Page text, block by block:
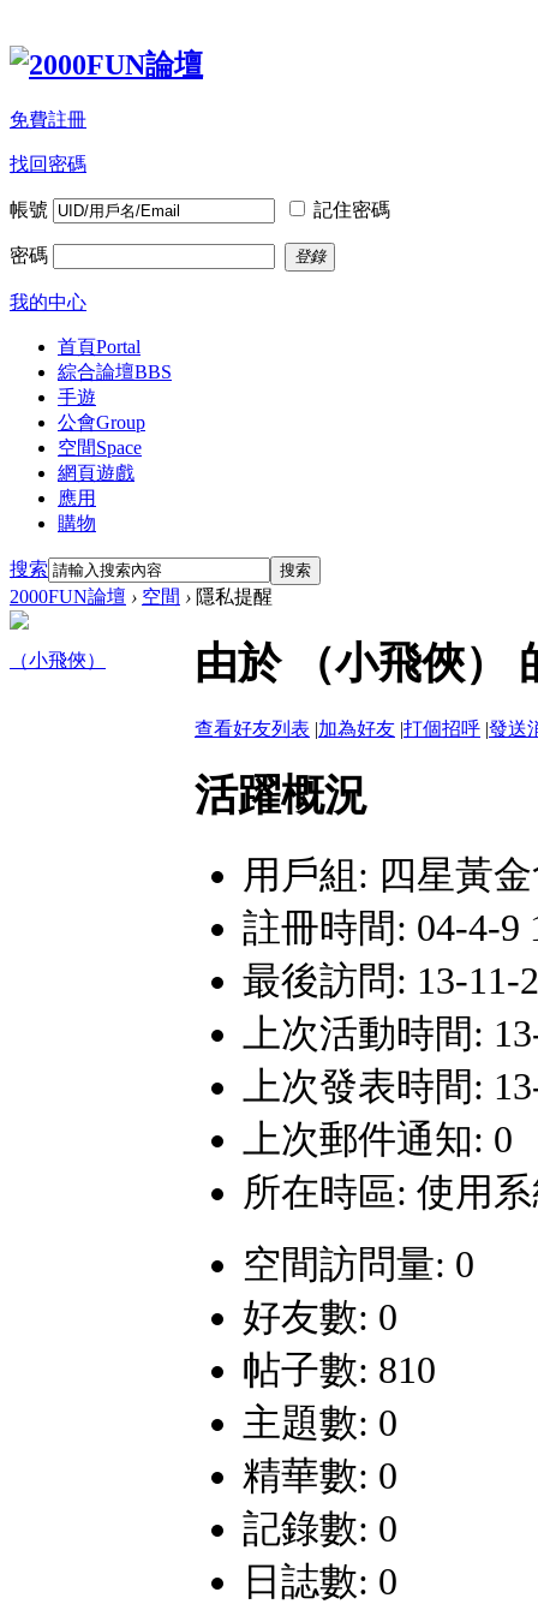
免費註冊
找回密碼
帳號 記住密碼
密碼 登錄
我的中心
首頁Portal
綜合論壇BBS
手遊
公會Group
空間Space
網頁遊戲
應用
購物
搜索 搜索
2000FUN論壇 › 空間 › 隱私提醒
（小飛俠） 由於 （小飛俠）
查看好友列表 |加為好友 |打個招呼 |發送
活躍概況
用戶組: 四星黃
註冊時間: 04-4-9
最後訪問: 13-11-
上次活動時間:
上次發表時間:
上次郵件通知: 0
所在時區: 使用
空間訪問量: 0
好友數: 0
帖子數: 810
主題數: 0
精華數: 0
記錄數: 0
日誌數: 0